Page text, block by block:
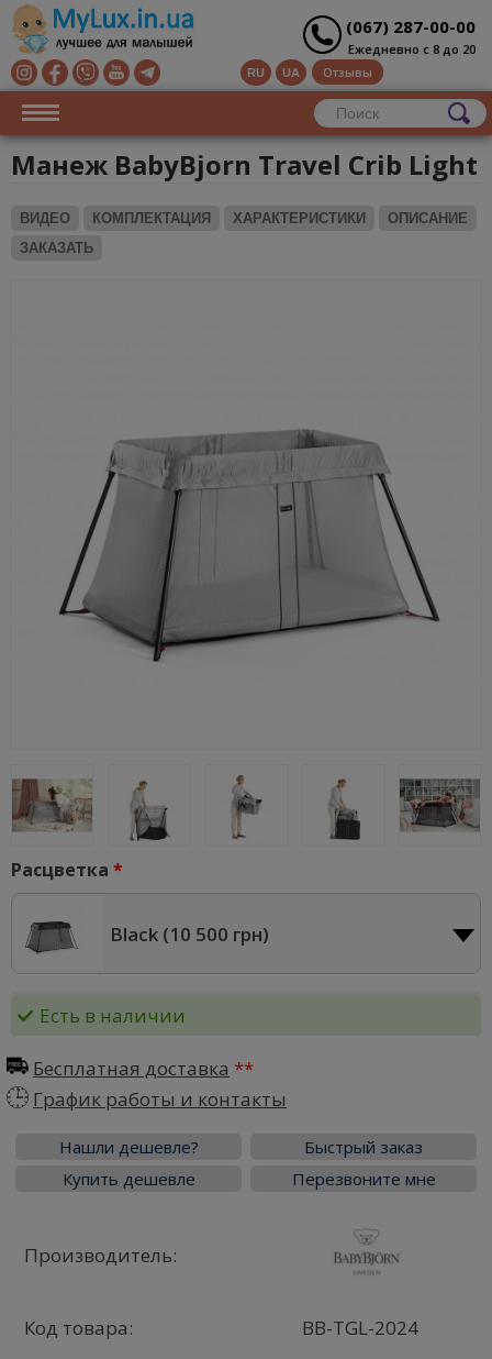
(067) 287-00-00
Ежедневно с 8 до 20
RU UA Отзывы
Манеж BabyBjorn Travel Crib Light
ВИДЕО КОМПЛЕКТАЦИЯ ХАРАКТЕРИСТИКИ
ОПИСАНИЕ
ЗАКАЗАТЬ
Расцветка
Black (10 500 грн)
Есть в наличии
Бесплатная доставка
График работы и контакты
Нашли дешевле?
Быстрый заказ
Купить дешевле
Перезвоните мне
Производитель:
Код товара: BB-TGL-2024